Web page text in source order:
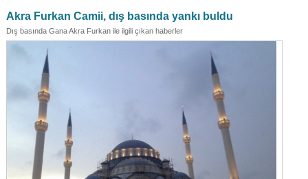
Akra Furkan Camii, dış basında yankı buldu
Dış basında Gana Akra Furkan ile ilgili çıkan haberler